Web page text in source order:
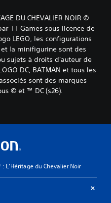
DU CHEVALIER NOIR ©
TT Games sous licence de
LEGO, les configurations
la minifigurine sont des
sujets à droits d'auteur de
DC, BATMAN et tous les
sont des marques
© et ™ DC (s26).
: L'Héritage du Chevalier Noir